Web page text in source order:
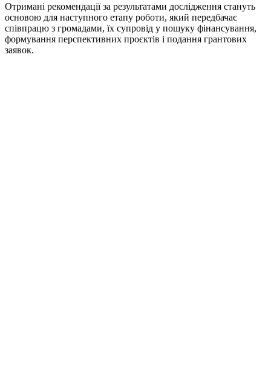
Отримані рекомендації за результатами дослідження стануть
основою для наступного етапу роботи, який передбачає
співпрацю з громадами, їх супровід у пошуку фінансування,
формування перспективних проєктів і подання грантових
заявок.